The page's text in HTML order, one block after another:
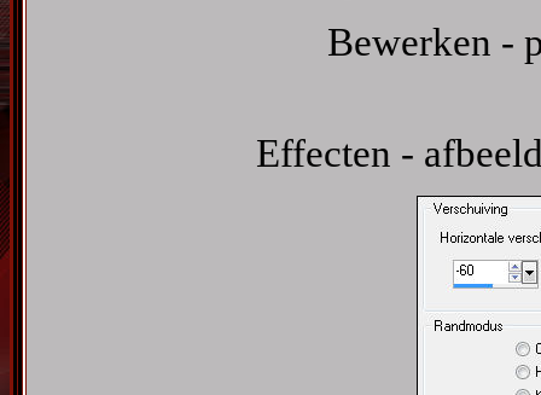
Bewerken -
Effecten -